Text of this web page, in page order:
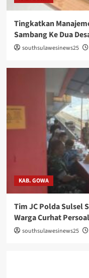
Tingkatkan
Sambang Ke Dua
southsulawesinews25
KAB. GOWA
Tim JC Polda Sulsel
Warga Curhat
southsulawesinews25